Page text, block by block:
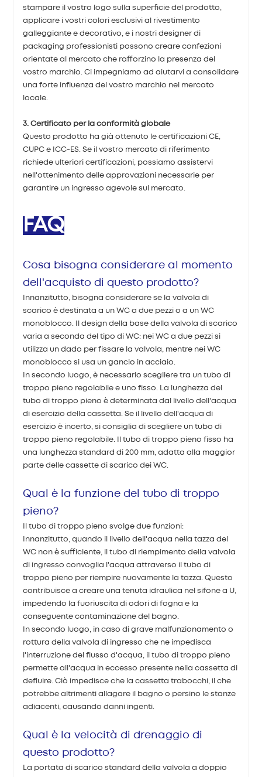
stampare il vostro logo sulla superficie del prodotto,
applicare i vostri colori esclusivi al rivestimento
galleggiante e decorativo, e i nostri designer di
packaging professionisti possono creare confezioni
orientate al mercato che rafforzino la presenza del
vostro marchio. Ci impegniamo ad aiutarvi a consolidare
una forte influenza del vostro marchio nel mercato
locale.
3. Certificato per la conformità globale
Questo prodotto ha già ottenuto le certificazioni CE,
CUPC e ICC-ES. Se il vostro mercato di riferimento
richiede ulteriori certificazioni, possiamo assistervi
nell'ottenimento delle approvazioni necessarie per
garantire un ingresso agevole sul mercato.
FAQ
Cosa bisogna considerare al momento
dell'acquisto di questo prodotto?
Innanzitutto, bisogna considerare se la valvola di
scarico è destinata a un WC a due pezzi o a un WC
monoblocco. Il design della base della valvola di scarico
varia a seconda del tipo di WC: nei WC a due pezzi si
utilizza un dado per fissare la valvola, mentre nei WC
monoblocco si usa un gancio in acciaio.
In secondo luogo, è necessario scegliere tra un tubo di
troppo pieno regolabile e uno fisso. La lunghezza del
tubo di troppo pieno è determinata dal livello dell'acqua
di esercizio della cassetta. Se il livello dell'acqua di
esercizio è incerto, si consiglia di scegliere un tubo di
troppo pieno regolabile. Il tubo di troppo pieno fisso ha
una lunghezza standard di 200 mm, adatta alla maggior
parte delle cassette di scarico dei WC.
Qual è la funzione del tubo di troppo
pieno?
Il tubo di troppo pieno svolge due funzioni:
Innanzitutto, quando il livello dell'acqua nella tazza del
WC non è sufficiente, il tubo di riempimento della valvola
di ingresso convoglia l'acqua attraverso il tubo di
troppo pieno per riempire nuovamente la tazza. Questo
contribuisce a creare una tenuta idraulica nel sifone a U,
impedendo la fuoriuscita di odori di fogna e la
conseguente contaminazione del bagno.
In secondo luogo, in caso di grave malfunzionamento o
rottura della valvola di ingresso che ne impedisca
l'interruzione del flusso d'acqua, il tubo di troppo pieno
permette all'acqua in eccesso presente nella cassetta di
defluire. Ciò impedisce che la cassetta trabocchi, il che
potrebbe altrimenti allagare il bagno o persino le stanze
adiacenti, causando danni ingenti.
Qual è la velocità di drenaggio di
questo prodotto?
La portata di scarico standard della valvola a doppio